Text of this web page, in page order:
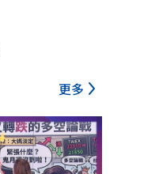
更多